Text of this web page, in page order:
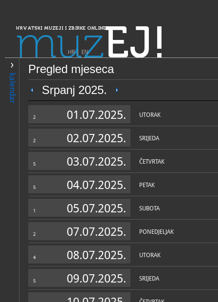
HRVATSKI MUZEJI I ZBIRKE ONLINE
muzEJ!
HR| EN
kalendar
Pregled mjeseca
Srpanj 2025.
2 01.07.2025. UTORAK
2 02.07.2025. SRIJEDA
5 03.07.2025. ČETVRTAK
5 04.07.2025. PETAK
1 05.07.2025. SUBOTA
2 07.07.2025. PONEDJELJAK
4 08.07.2025. UTORAK
5 09.07.2025. SRIJEDA
PRETRAŽIVANJE
Dalmacija
Etnografska zbirka u
OPĆI PODACI
Zbirka vjerske zajednice